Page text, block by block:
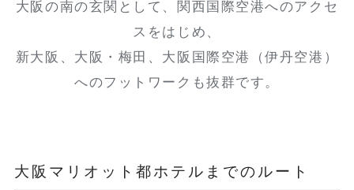
大阪の南の玄関として、関西国際空港へのアクセ
スをはじめ、
新大阪、大阪・梅田、大阪国際空港（伊丹空港）
へのフットワークも抜群です。
大阪マリオット都ホテルまでのルート